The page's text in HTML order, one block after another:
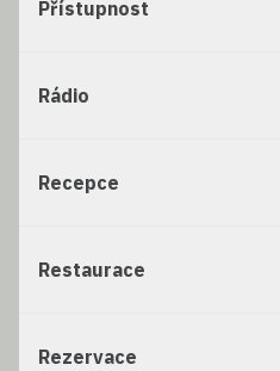
Přístupnost
Rádio
Recepce
Restaurace
Rezervace